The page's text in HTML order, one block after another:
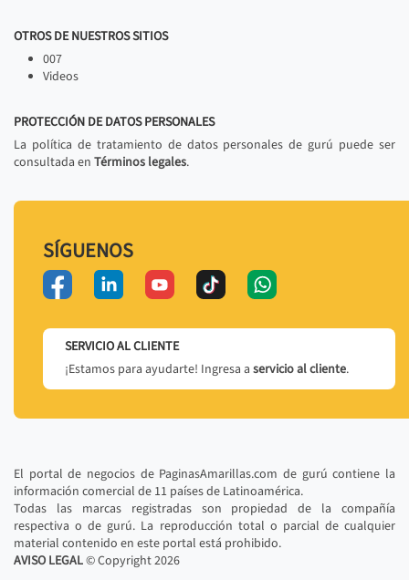
OTROS DE NUESTROS SITIOS
007
Videos
PROTECCIÓN DE DATOS PERSONALES
La política de tratamiento de datos personales de gurú puede ser
consultada en Términos legales.
SÍGUENOS
SERVICIO AL CLIENTE
¡Estamos para ayudarte! Ingresa a servicio al cliente.
El portal de negocios de PaginasAmarillas.com de gurú contiene la
información comercial de 11 países de Latinoamérica.
Todas las marcas registradas son propiedad de la compañía
respectiva o de gurú. La reproducción total o parcial de cualquier
material contenido en este portal está prohibido.
AVISO LEGAL© Copyright2026